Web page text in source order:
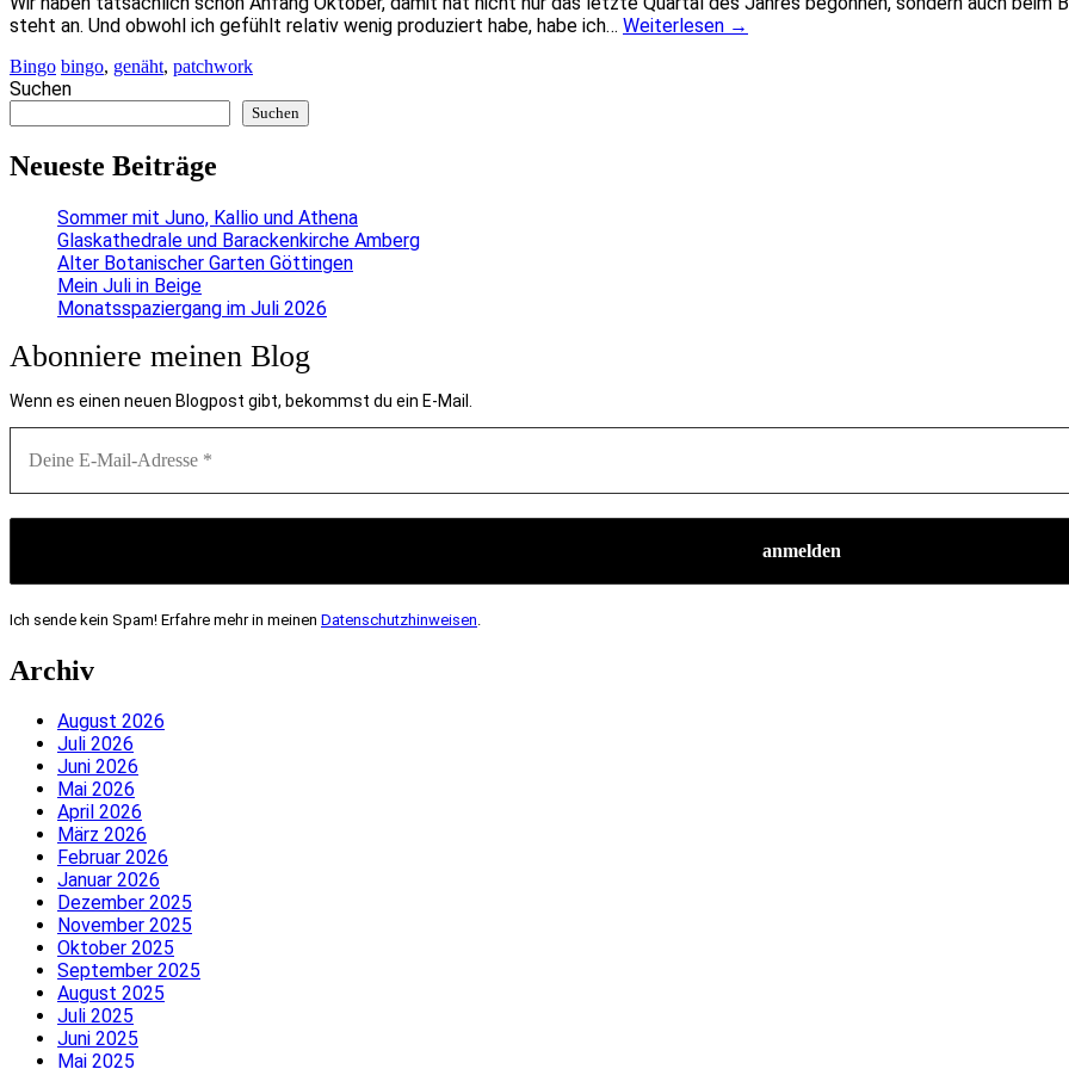
steht an. Und obwohl ich gefühlt relativ wenig produziert habe, habe ich… Weiterlesen →
Bingo bingo, genäht, patchwork
Suchen
Suchen
Neueste Beiträge
Sommer mit Juno, Kallio und Athena
Glaskathedrale und Barackenkirche Amberg
Alter Botanischer Garten Göttingen
Mein Juli in Beige
Monatsspaziergang im Juli 2026
Abonniere meinen Blog
Wenn es einen neuen Blogpost gibt, bekommst du ein E-Mail.
Ich sende kein Spam! Erfahre mehr in meinen Datenschutzhinweisen
Archiv
August 2026
Juli 2026
Juni 2026
Mai 2026
April 2026
März 2026
Februar 2026
Januar 2026
Dezember 2025
November 2025
Oktober 2025
September 2025
August 2025
Juli 2025
Juni 2025
Mai 2025